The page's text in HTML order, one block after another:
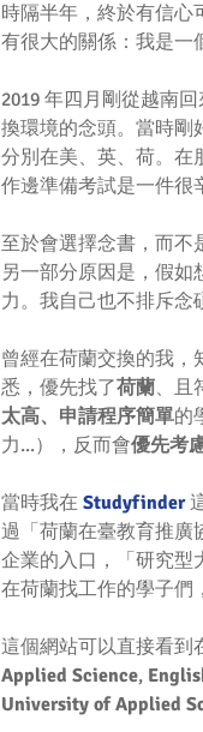
時隔半年，終於有信心
有很大的關係：我是一
2019 年四月剛從越南
換環境的念頭。當時剛
分別在美、英、荷。在
作邊準備考試是一件很
至於會選擇念書，而不
另一部分原因是，假如
力。我自己也不排斥念
曾經在荷蘭交換的我，
悉，優先找了荷蘭、且
太高、申請程序簡單的
力...），反而會優先考
當時我在 Studyfinder
過「荷蘭在臺教育推廣
企業的入口，「研究型
在荷蘭找工作的學子們
這個網站可以直接看到
Applied Science,
University of Applied